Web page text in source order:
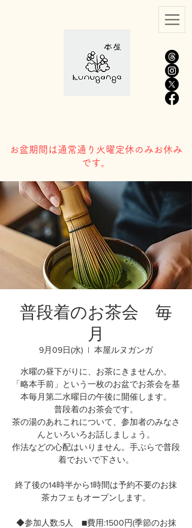
​お盆期間は通常通り火曜定休のみお休み
です。
普段着のお茶会 毎
月
9月09日(水)
  |
本屋ルヌガンガ
水曜の昼下がりに、お茶にきませんか。
「略本手前」という一枚のお盆でお茶会を基
本毎月第二水曜日の午後に開催します。
普段着のお茶会です。
茶の湯のあれこれについて、参加者のみなさ
んといろいろお話しましょう。
作法などの心配はいりません。手ぶらで普段
着でおいで下さい。
終了後の14時半から1時間は予約不要のお抹
茶カフェもオープンします。
◆参加人数:5人 ■費用:1500円(季節のお抹